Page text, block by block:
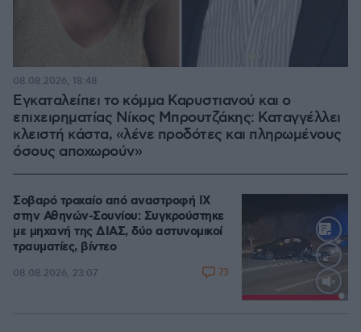
Εγκαταλείπει το κόμμα Καρυστιανού και ο
επιχειρηματίας Νίκος Μπρουτζάκης: Καταγγέλλει
κλειστή κάστα, «λένε προδότες και πληρωμένους
όσους αποχωρούν»
08.08.2026, 18:48
Loaded:
Σοβαρό τροχαίο από αναστροφή ΙΧ
στην Αθηνών-Σουνίου: Συγκρούστηκε
με μηχανή της ΔΙΑΣ, δύο αστυνομικοί
τραυματίες, βίντεο
08.08.2026, 23:07 73